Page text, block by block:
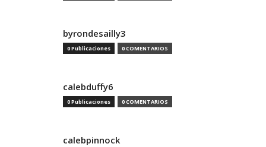
byrondesailly3
0 Publicaciones 0 COMENTARIOS
calebduffy6
0 Publicaciones 0 COMENTARIOS
calebpinnock